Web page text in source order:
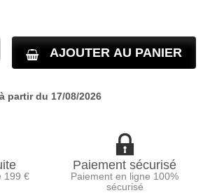
AJOUTER AU PANIER
partir du 17/08/2026
199 €
Paiement sécurisé
Paiement en ligne 100%
sécurisé